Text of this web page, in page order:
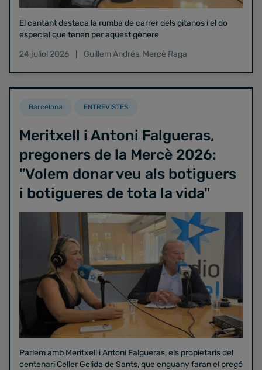
El cantant destaca la rumba de carrer dels gitanos i el do
especial que tenen per aquest gènere
24 juliol 2026
Guillem Andrés, Mercè Raga
Barcelona ENTREVISTES
Meritxell i Antoni Falgueras,
pregoners de la Mercè 2026:
"Volem donar veu als botiguers
i botigueres de tota la vida"
Parlem amb Meritxell i Antoni Falgueras, els propietaris del
centenari Celler Gelida de Sants, que enguany faran el pregó